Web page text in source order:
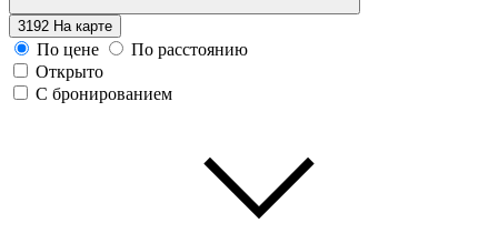
3192 На карте
По цене
По расстоянию
Открыто
С бронированием